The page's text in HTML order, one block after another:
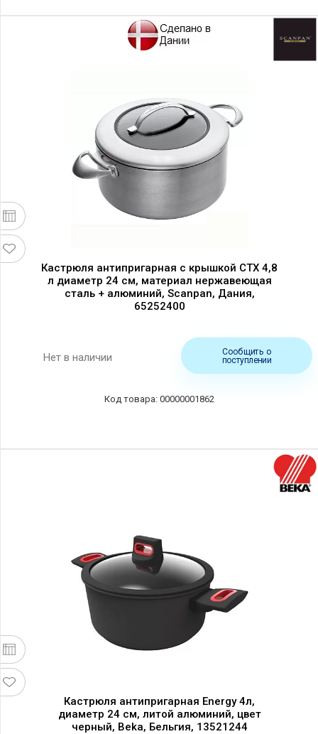
Кастрюля антипригарная с крышкой CTX 4,8
л диаметр 24 см, материал нержавеющая
сталь + алюминий, Scanpan, Дания,
65252400
Нет в наличии
Сообщить о
поступлении
00000001862
Кастрюля антипригарная Energy 4л,
диаметр 24 см, литой алюминий, цвет
черный, Beka, Бельгия, 13521244